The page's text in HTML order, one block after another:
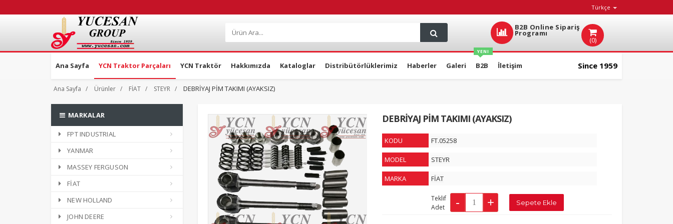
Türkçe
B2B Online Sipariş
Programı
(0)
Ana Sayfa YCN Traktor Parçaları YCN Traktör Hakkımızda Kataloglar Distribütörlüklerimiz Haberler Galeri B2B
YENI
İletişim Since 1959
Ana Sayfa Ürünler FİAT STEYR DEBRİYAJ PİM TAKIMI (AYAKSIZ)
MARKALAR
FPT INDUSTRIAL
YANMAR
MASSEY FERGUSON
FİAT
NEW HOLLAND
JOHN DEERE
DEBRİYAJ PİM TAKIMI (AYAKSIZ)
KODU FT.05258
MODEL STEYR
MARKA FİAT
Teklif
Adet